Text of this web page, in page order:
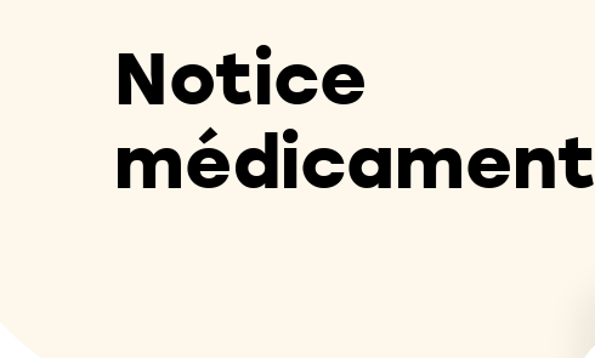
Notice
médicament